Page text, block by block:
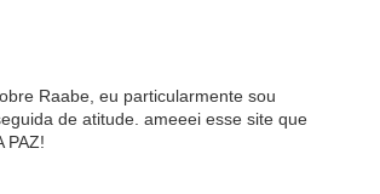
Raabe, eu particularmente sou
de atitude. ameeei esse site que
PAZ!